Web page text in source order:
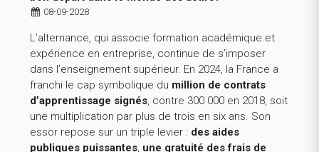
08-09-2028
L’alternance, qui associe formation académique et
expérience en entreprise, continue de s’imposer
dans l’enseignement supérieur. En 2024, la France a
franchi le cap symbolique du million de contrats
d’apprentissage signés, contre 300 000 en 2018, soit
une multiplication par plus de trois en six ans. Son
essor repose sur un triple levier : des aides
publiques puissantes, une gratuité des frais de